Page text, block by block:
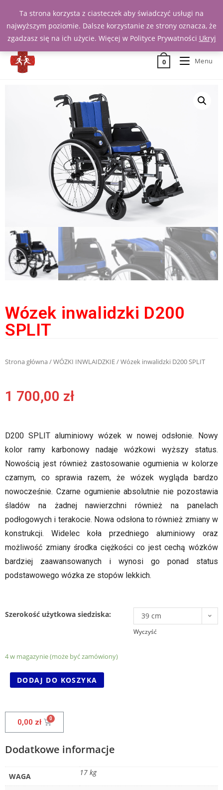
Zadzwoń 539 391 290
0 Menu
Wózek inwalidzki D200
SPLIT
Strona główna/WÓZKI INWLAIDZKIE/ Wózek inwalidzki D200 SPLIT
1 700,00 zł
D200 SPLIT aluminiowy wózek w nowej odsłonie. Nowy
kolor ramy karbonowy nadaje wózkowi wyższy status.
Nowością jest również zastosowanie ogumienia w kolorze
czarnym, co sprawia razem, że wózek wygląda bardzo
nowocześnie. Czarne ogumienie absolutnie nie pozostawia
śladów na żadnej nawierzchni również na panelach
podłogowych i terakocie. Nowa odsłona to również zmiany w
konstrukcji. Widelec koła przedniego aluminiowy oraz
możliwość zmiany środka ciężkości co jest cechą wózków
bardziej zaawansowanych i wynosi go ponad status
podstawowego wózka ze stopów lekkich.
Szerokość użytkowa siedziska: 39 cm
Wyczyść
4 w magazynie (może być zamówiony)
DODAJ DO KOSZYKA
0,00 zł
Dodatkowe informacje
WAGA 17 kg
Ta strona korzysta z ciasteczek aby świadczyć usługi na
najwyższym poziomie. Dalsze korzystanie ze strony oznacza, że
zgadzasz się na ich użycie. Więcej w Polityce Prywatności Ukryj